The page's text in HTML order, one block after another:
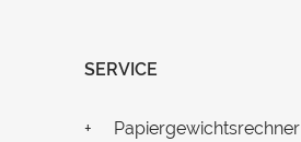
SERVICE
Papiergewichtsrechner